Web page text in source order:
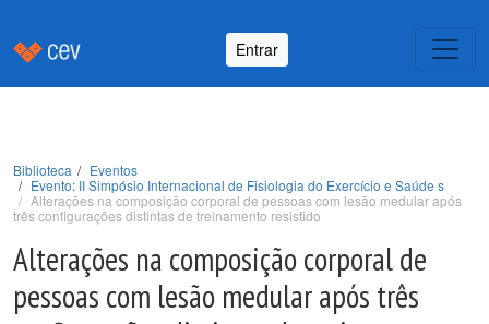
Entrar
Biblioteca
Eventos
Evento: II Simpósio Internacional de Fisiologia do Exercício e Saúde s
Alterações na composição corporal de pessoas com lesão medular após
três configurações distintas de treinamento resistido
Alterações na composição corporal de
pessoas com lesão medular após três